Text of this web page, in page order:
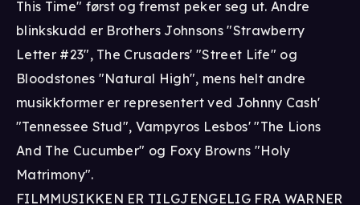
This Time" først og fremst peker seg ut. Andre
blinkskudd er Brothers Johnsons "Strawberry
Letter #23", The Crusaders' "Street Life" og
Bloodstones "Natural High", mens helt andre
musikkformer er representert ved Johnny Cash'
"Tennessee Stud", Vampyros Lesbos' "The Lions
And The Cucumber" og Foxy Browns "Holy
Matrimony".
FILMMUSIKKEN ER TILGJENGELIG FRA WARNER